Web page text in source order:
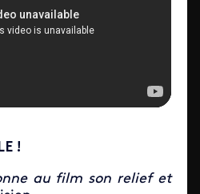
!
au film son relief et